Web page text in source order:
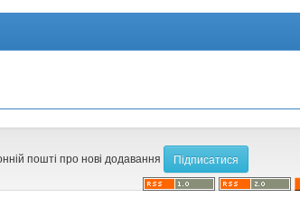
пошті про нові додавання